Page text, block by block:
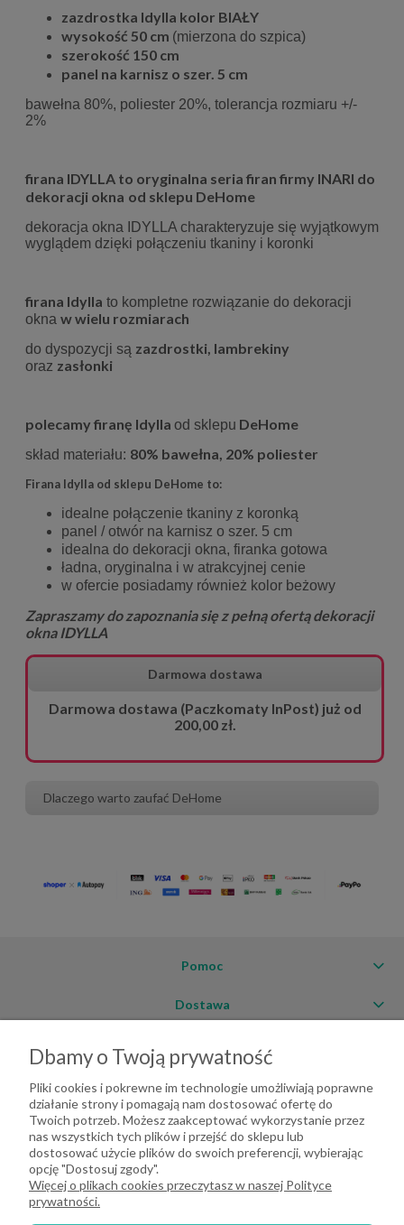
zazdrostka Idylla kolor BIAŁY
wysokość 50 cm (mierzona do szpica)
szerokość 150 cm
panel na karnisz o szer. 5 cm
bawełna 80%, poliester 20%, tolerancja rozmiaru +/-
2%
firana IDYLLA to oryginalna seria firan firmy INARI do
dekoracji okna od sklepu DeHome
dekoracja okna IDYLLA charakteryzuje się wyjątkowym
wyglądem dzięki połączeniu tkaniny i koronki
firana Idylla to kompletne rozwiązanie do dekoracji
okna w wielu rozmiarach
do dyspozycji są zazdrostki, lambrekiny
oraz zasłonki
polecamy firanę Idylla od sklepu DeHome
skład materiału: 80% bawełna, 20% poliester
Firana Idylla od sklepu DeHome to:
idealne połączenie tkaniny z koronką
panel / otwór na karnisz o szer. 5 cm
idealna do dekoracji okna, firanka gotowa
ładna, oryginalna i w atrakcyjnej cenie
w ofercie posiadamy również kolor beżowy
Zapraszamy do zapoznania się z pełną ofertą dekoracji
okna IDYLLA
Darmowa dostawa
Darmowa dostawa (Paczkomaty InPost) już od
200,00 zł.
Dlaczego warto zaufać DeHome
Pomoc
Dostawa
O firmie
Dbamy o Twoją prywatność
Pliki cookies i pokrewne im technologie umożliwiają poprawne
działanie strony i pomagają nam dostosować ofertę do
Twoich potrzeb. Możesz zaakceptować wykorzystanie przez
nas wszystkich tych plików i przejść do sklepu lub
dostosować użycie plików do swoich preferencji, wybierając
opcję "Dostosuj zgody".
Więcej o plikach cookies przeczytasz w naszej Polityce
prywatności.